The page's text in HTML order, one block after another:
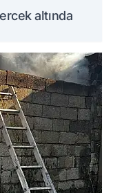
altında